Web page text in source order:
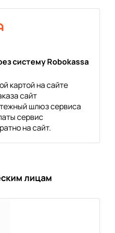
систему Robokassa
картой на сайте
сайт
шлюз сервиса
сервис
на сайт.
лицам